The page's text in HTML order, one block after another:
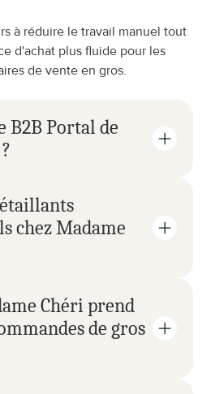
à réduire le travail manuel tout
d'achat plus fluide pour les
de vente en gros.
B2B Portal de
chez Madame
Chéri prend
de gros